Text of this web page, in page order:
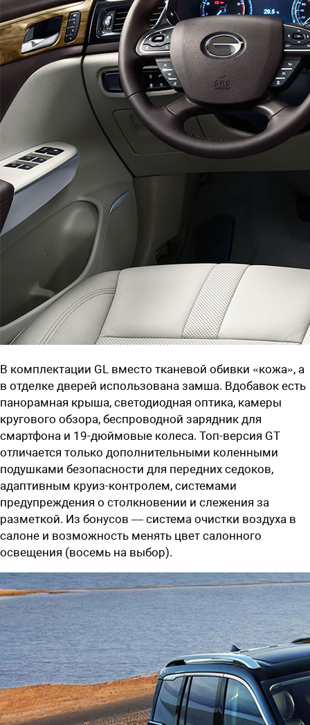
В комплектации GL вместо тканевой обивки «кожа», а
в отделке дверей использована замша. Вдобавок есть
панорамная крыша, светодиодная оптика, камеры
кругового обзора, беспроводной зарядник для
смартфона и 19-дюймовые колеса. Топ-версия GT
отличается только дополнительными коленными
подушками безопасности для передних седоков,
адаптивным круиз-контролем, системами
предупреждения о столкновении и слежения за
разметкой. Из бонусов — система очистки воздуха в
салоне и возможность менять цвет салонного
освещения (восемь на выбор).